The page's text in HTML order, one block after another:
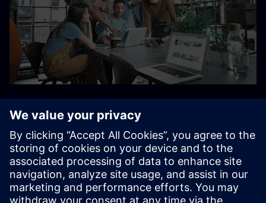
SCE
juhendkoolituspaketid
(üksikasjalik ülevaade)
Inglise keel